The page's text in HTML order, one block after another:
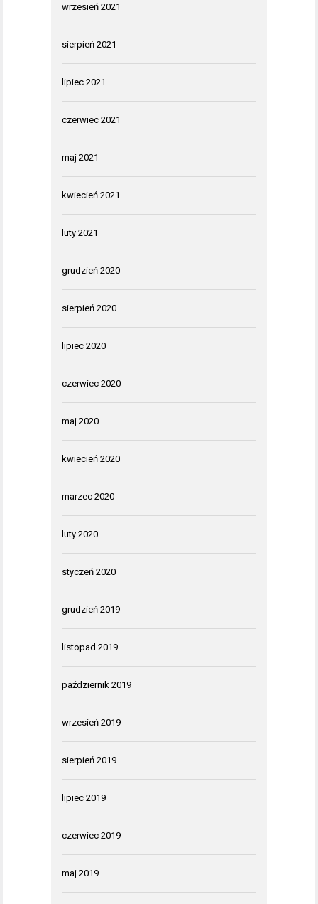
wrzesień 2021
sierpień 2021
lipiec 2021
czerwiec 2021
maj 2021
kwiecień 2021
luty 2021
grudzień 2020
sierpień 2020
lipiec 2020
czerwiec 2020
maj 2020
kwiecień 2020
marzec 2020
luty 2020
styczeń 2020
grudzień 2019
listopad 2019
październik 2019
wrzesień 2019
sierpień 2019
lipiec 2019
czerwiec 2019
maj 2019